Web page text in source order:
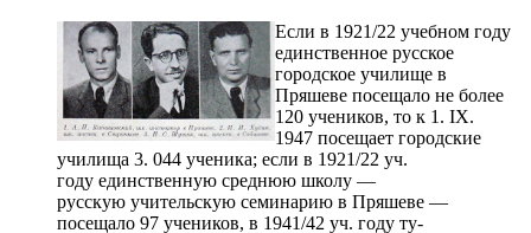
Если в 1921/22 учебном году
единственное русское
городское училище в
Пряшеве посещало не более
120 учеников, то к 1. IX.
1947 посещает городские
училища 3. 044 ученика; если в 1921/22 уч.
году единственную среднюю школу —
русскую учительскую семинарию в Пряшеве —
посещало 97 учеников, в 1941/42 уч. году ту-